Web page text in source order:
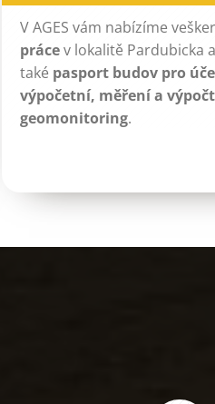
V AGES vám nabízíme
prácev lokalitě Pardubicka
také pasport budov pro
výpočetní, měření a
geomonitoring.